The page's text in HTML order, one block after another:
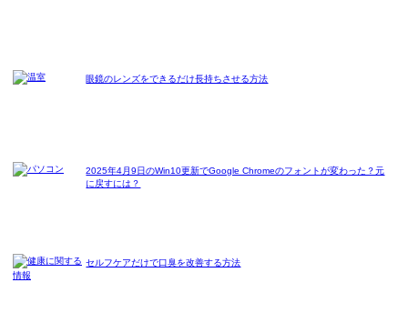
眼鏡のレンズをできるだけ長持ちさせる方法
2025年4月9日のWin10更新でGoogle Chromeのフォントが変わった？元
に戻すには？
セルフケアだけで口臭を改善する方法